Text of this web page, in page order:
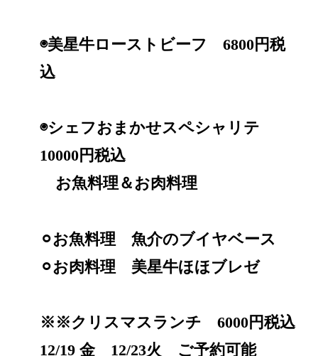
◉美星牛ローストビーフ 6800円税
込
◉シェフおまかせスペシャリテ
10000円税込
お魚料理＆お肉料理
⚪︎お魚料理 魚介のブイヤベース
⚪︎お肉料理 美星牛ほほブレゼ
※※クリスマスランチ 6000円税込
12/19 金 12/23火 ご予約可能